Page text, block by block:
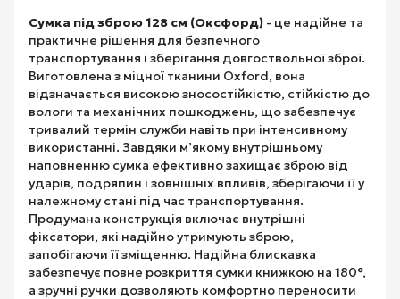
Сумка під зброю 128 см (Оксфорд) - це надійне та
практичне рішення для безпечного
транспортування і зберігання довгоствольної зброї.
Виготовлена з міцної тканини Oxford, вона
відзначається високою зносостійкістю, стійкістю до
вологи та механічних пошкоджень, що забезпечує
тривалий термін служби навіть при інтенсивному
використанні. Завдяки м’якому внутрішньому
наповненню сумка ефективно захищає зброю від
ударів, подряпин і зовнішніх впливів, зберігаючи її у
належному стані під час транспортування.
Продумана конструкція включає внутрішні
фіксатори, які надійно утримують зброю,
запобігаючи її зміщенню. Надійна блискавка
забезпечує повне розкриття сумки книжкою на 180°,
а зручні ручки дозволяють комфортно переносити